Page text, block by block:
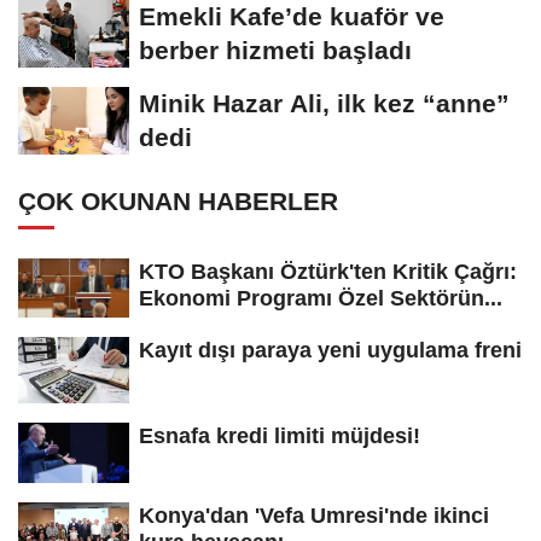
Emekli Kafe’de kuaför ve
berber hizmeti başladı
Minik Hazar Ali, ilk kez “anne”
dedi
ÇOK OKUNAN HABERLER
KTO Başkanı Öztürk'ten Kritik Çağrı:
Ekonomi Programı Özel Sektörün...
Kayıt dışı paraya yeni uygulama freni
Esnafa kredi limiti müjdesi!
Konya'dan 'Vefa Umresi'nde ikinci